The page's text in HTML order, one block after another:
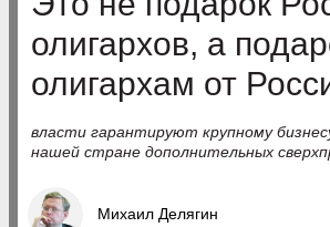
олигархов, а
олигархам от
власти гарантируют крупному
нашей стране дополнительных
Михаил Делягин